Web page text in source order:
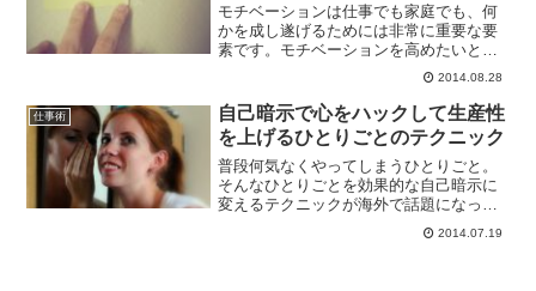
モチベーションは仕事でも家庭でも、何
かを成し遂げるためには非常に重要な要
素です。モチベーションを高めたいと多
くの人が望んでいることでしょう。しか
し、同じようになかなかモチベーション
が上がらないことに悩んでいる方も多い
のではないでしょうか。こ...
2014.08.28
仕事術
自己暗示で心をハックして生産性
を上げるひとりごとのテクニック
普段何気なくやってしまうひとりごと。
そんなひとりごとを効果的な自己暗示に
変えるテクニックが海外で話題になって
います。How to Talk to Yourselfとても簡
単なことで、大きな効果が望めます！
2014.07.19